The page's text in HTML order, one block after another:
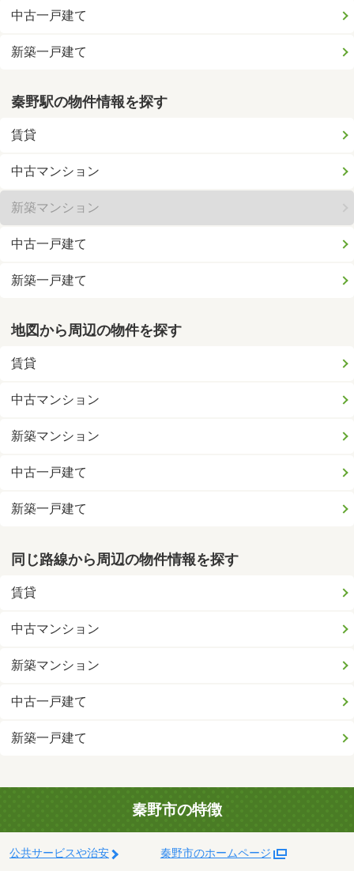
中古一戸建て
新築一戸建て
秦野駅の物件情報を探す
賃貸
中古マンション
新築マンション
中古一戸建て
新築一戸建て
地図から周辺の物件を探す
賃貸
中古マンション
新築マンション
中古一戸建て
新築一戸建て
同じ路線から周辺の物件情報を探す
賃貸
中古マンション
新築マンション
中古一戸建て
新築一戸建て
秦野市の特徴
公共サービスや治安 秦野市のホームページ